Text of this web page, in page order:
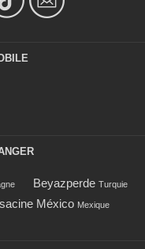
Beyazperde Turquie
México Mexique